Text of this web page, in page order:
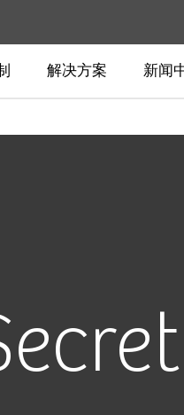
解决方案 新闻